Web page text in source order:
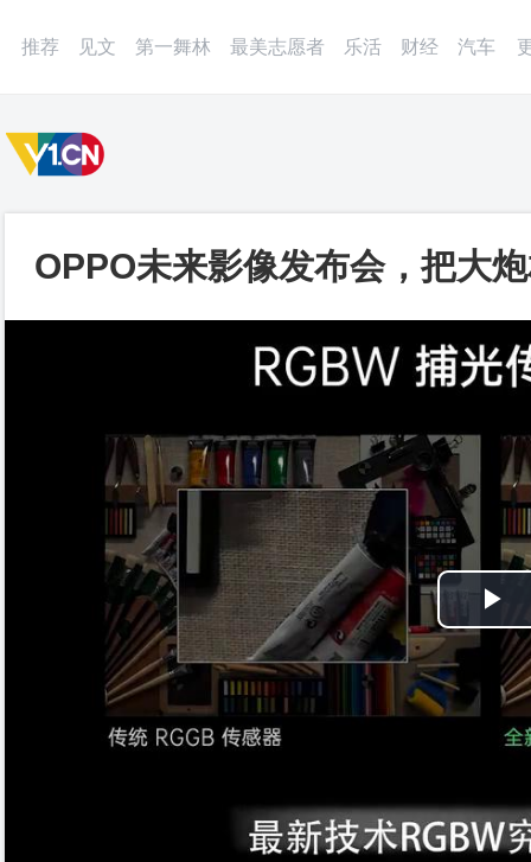
推荐 见文 第一舞林 最美志愿者 乐活 财经 汽车
OPPO未来影像发布会，把大
视频